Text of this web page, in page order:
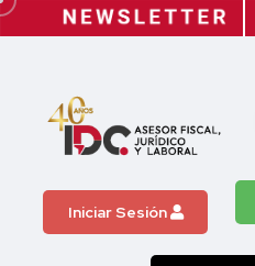
Iniciar Sesión